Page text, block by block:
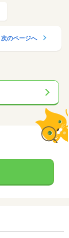
次のページへ